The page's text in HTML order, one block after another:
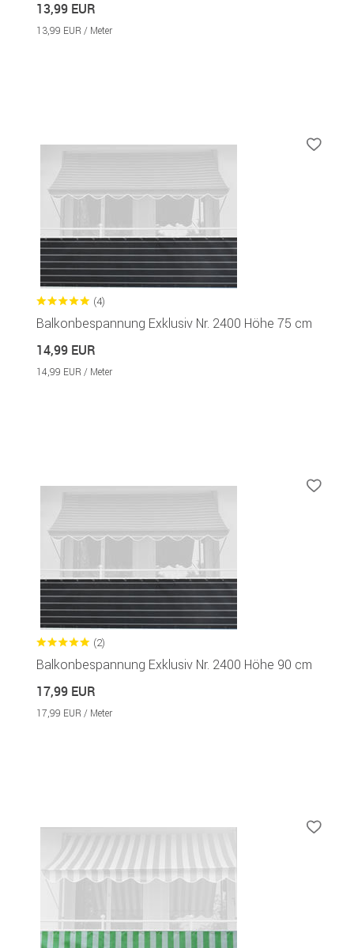
13,99 EUR
13,99 EUR / Meter
(4)
Balkonbespannung Exklusiv Nr. 2400 Höhe 75 cm
14,99 EUR
14,99 EUR / Meter
(2)
Balkonbespannung Exklusiv Nr. 2400 Höhe 90 cm
17,99 EUR
17,99 EUR / Meter